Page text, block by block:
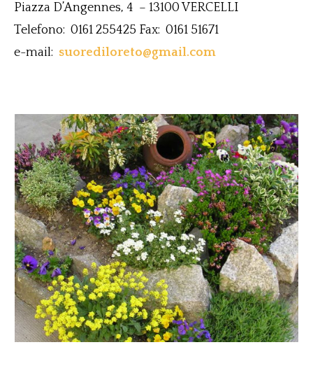
Piazza D’Angennes, 4 – 13100 VERCELLI
Telefono: 0161 255425 Fax: 0161 51671
e-mail: suorediloreto@gmail.com